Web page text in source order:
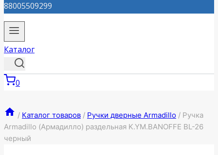
88005509299
Каталог
0
/ Каталог товаров / Ручки дверные Armadillo / Ручка
Armadillo (Армадилло) раздельная K.YM.BANOFFE BL-26
черный